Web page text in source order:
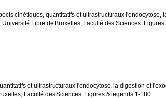
cinétiques, quantitatifs et ultrastructuraux l'endocytose,
Université Libre de Bruxelles, Faculté des Sciences.
et ultrastructuraux l'endocytose, la digestion et
Faculté des Sciences. Figures & legends 1-180.